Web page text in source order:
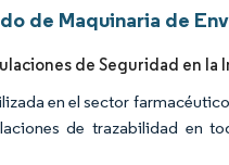
de Maquinaria de
de Seguridad en
en el sector
de trazabilidad en